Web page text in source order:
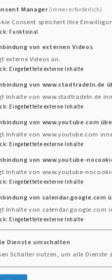
das Individuelle und
des Kelches und
von Hostien und Wein
Facetten beides
werden. Karaffe und
und
Geschehen. Eine
Formgebung und
Für Rosanna von
Ecken und
Sinnbild der
Manager (immer erforderlich)
Consent speichert Ihre
: Funktional
von externen Videos
externe Videos an.
: Eingebettete externe Inhalte
von www.stadtradeln.de
Inhalte von www.stadtradeln.de
: Eingebettete externe Inhalte
von www.youtube.com
Inhalte von www.youtube.com
: Eingebettete externe Inhalte
von www.youtube-
Inhalte von www.youtube-
: Eingebettete externe Inhalte
von calendar.google.com
Inhalte von calendar.google.com
: Eingebettete externe Inhalte
Dienste umschalten
Schalter nutzen, um alle Dienste